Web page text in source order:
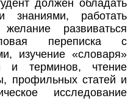
должен обладать
знаниями, работать
развиваться
переписка с
изучение «словаря»
и терминов, чтение
профильных статей и
исследование